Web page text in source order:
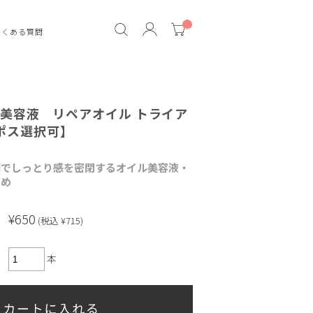
くある質問
__
容液 リペアオイル トライア
選択可】
しっとり感を密閉するオイル美容液・
¥650 (税込 ¥715)
本